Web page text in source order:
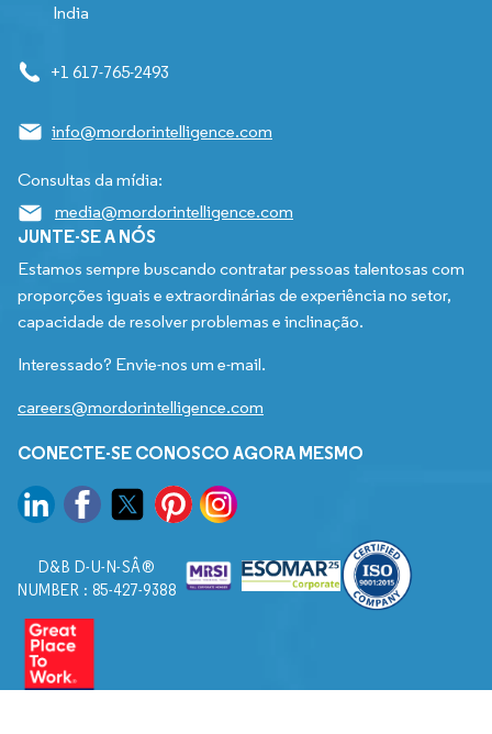
India
+1 617-765-2493
info@mordorintelligence.com
Consultas da mídia:
media@mordorintelligence.com
JUNTE-SE A NÓS
Estamos sempre buscando contratar pessoas talentosas com
proporções iguais e extraordinárias de experiência no setor,
capacidade de resolver problemas e inclinação.
Interessado? Envie-nos um e-mail.
careers@mordorintelligence.com
CONECTE-SE CONOSCO AGORA MESMO
D&B D-U-N-SÂ®
NUMBER : 85-427-9388